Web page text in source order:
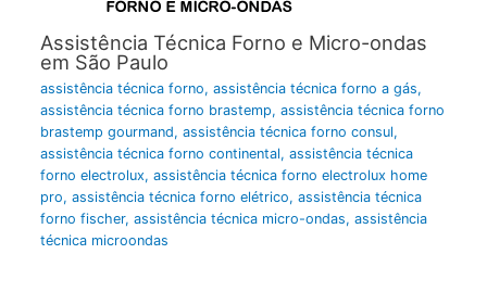
Assistência Técnica Forno e Micro-ondas
em São Paulo
assistência técnica forno, assistência técnica forno a gás,
assistência técnica forno brastemp, assistência técnica forno
brastemp gourmand, assistência técnica forno consul,
assistência técnica forno continental, assistência técnica
forno electrolux, assistência técnica forno electrolux home
pro, assistência técnica forno elétrico, assistência técnica
forno fischer, assistência técnica micro-ondas, assistência
técnica microondas